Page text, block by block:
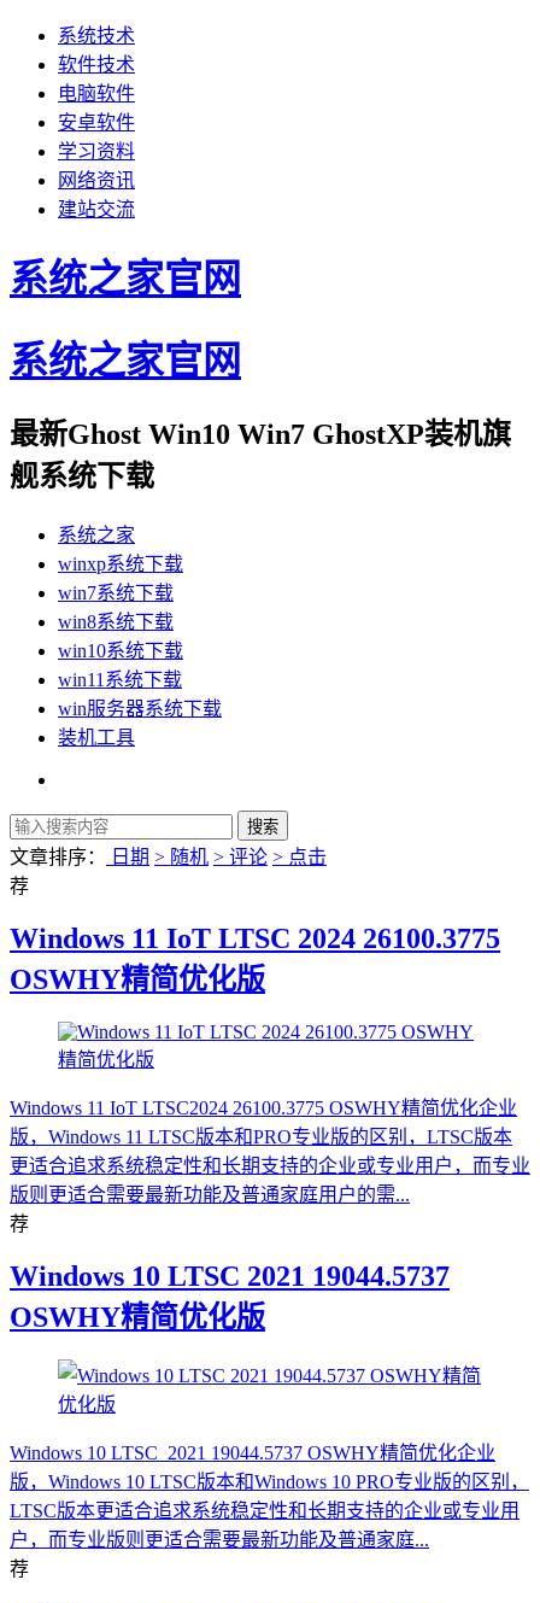
系统技术
软件技术
电脑软件
安卓软件
学习资料
网络资讯
建站交流
系统之家官网
系统之家官网
最新Ghost Win10 Win7 GhostXP装机旗
舰系统下载
系统之家
winxp系统下载
win7系统下载
win8系统下载
win10系统下载
win11系统下载
win服务器系统下载
装机工具
文章排序： 日期 > 随机 > 评论 > 点击
荐
Windows 11 IoT LTSC 2024 26100.3775
OSWHY精简优化版
Windows 11 IoT LTSC2024 26100.3775 OSWHY精简优化企业
版，Windows 11 LTSC版本和PRO专业版的区别，LTSC版本
更适合追求系统稳定性和长期支持的企业或专业用户，而专业
版则更适合需要最新功能及普通家庭用户的需...
荐
Windows 10 LTSC 2021 19044.5737
OSWHY精简优化版
Windows 10 LTSC_2021 19044.5737 OSWHY精简优化企业
版，Windows 10 LTSC版本和Windows 10 PRO专业版的区别，
LTSC版本更适合追求系统稳定性和长期支持的企业或专业用
户，而专业版则更适合需要最新功能及普通家庭...
荐